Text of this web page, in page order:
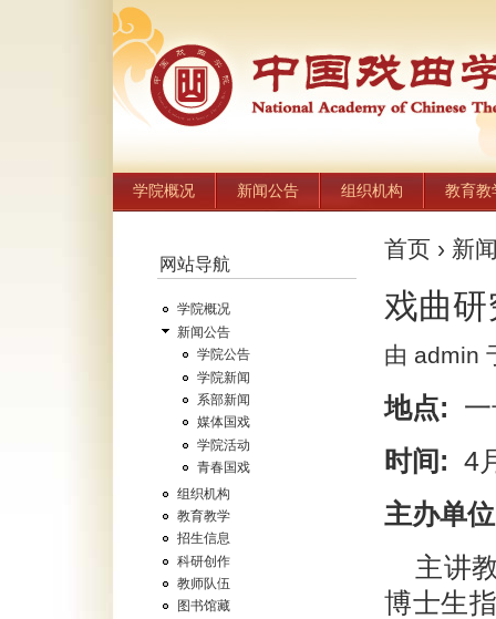
学院概况 新闻公告 组织机构 教育教
网站导航
学院概况
新闻公告
学院公告
学院新闻
系部新闻
媒体国戏
学院活动
青春国戏
组织机构
教育教学
招生信息
科研创作
教师队伍
图书馆藏
首页 › 新
戏曲
由 admin
地点:
时间: 4
主办单
主讲
博士生